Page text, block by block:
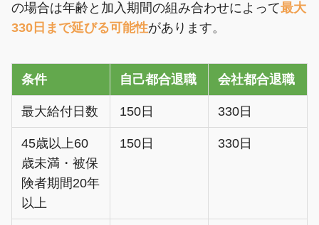
の場合は年齢と加入期間の組み合わせによって最大
330日まで延びる可能性があります。
条件 自己都合退職 会社都合退職
最大給付日数 150日 330日
45歳以上60
歳未満・被保
険者期間20年
以上
150日 330日